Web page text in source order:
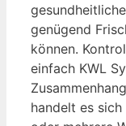
genügend
können.
einfach KWL
handelt es